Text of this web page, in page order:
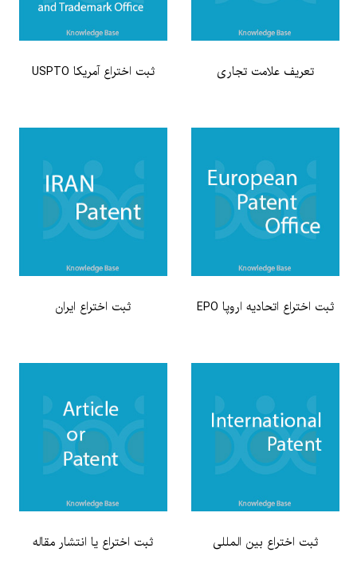
تعریف علامت تجاری ثبت اختراع آمریکا USPTO
ثبت اختراع اتحادیه اروپا EPO ثبت اختراع ایران
ثبت اختراع بین المللی ثبت اختراع یا انتشار مقاله